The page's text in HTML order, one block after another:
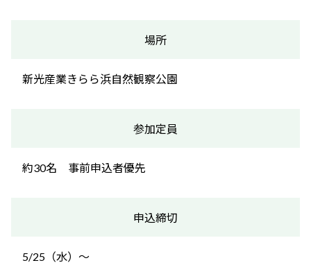
場所
新光産業きらら浜自然観察公園
参加定員
約30名 事前申込者優先
申込締切
5/25（水）～